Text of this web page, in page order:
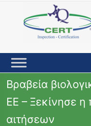
content
Βραβεία
ΕΕ – Ξεκίνησε η
αιτήσεων